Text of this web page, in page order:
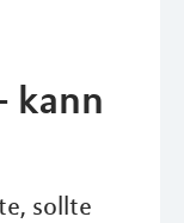
kann
sollte